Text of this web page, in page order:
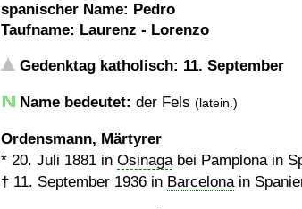
spanischer Name: Pedro
Taufname: Laurenz - Lorenzo
Gedenktag katholisch: 11. September
Name bedeutet: der Fels (latein.)
Ordensmann, Märtyrer
* 20. Juli 1881 in Osinagabei Pamplona in
† 11. September 1936 in Barcelonain